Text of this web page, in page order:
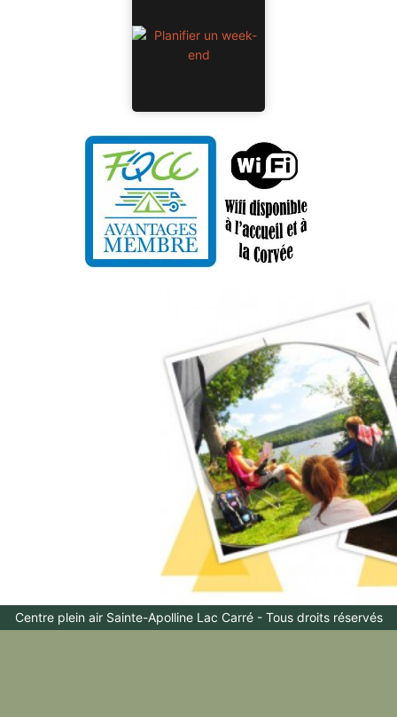
Centre plein air Sainte-Apolline Lac Carré - Tous droits réservés